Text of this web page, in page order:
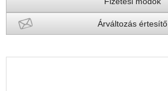
Árváltozás értesítő